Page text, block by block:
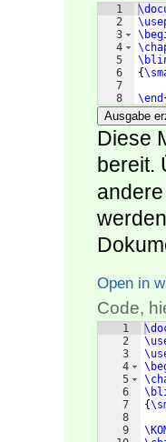
1
2
3
4
5
6
7
8
{
\end
Ausgabe
Diese
bereit.
Open in
Code,
1
2
3
4
5
6
7
8
9
{